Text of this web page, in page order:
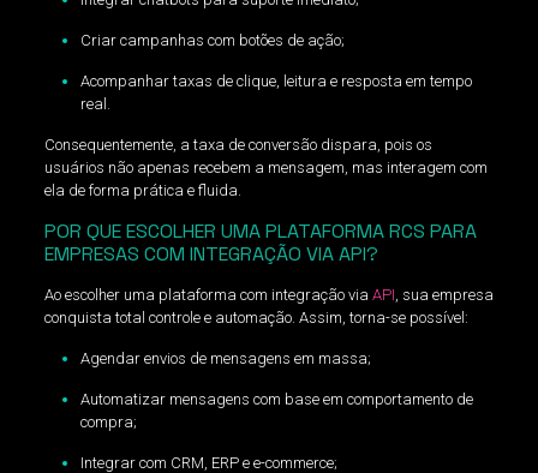
Criar campanhas com botões de ação;
Acompanhar taxas de clique, leitura e resposta em tempo
real.
Consequentemente, a taxa de conversão dispara, pois os
usuários não apenas recebem a mensagem, mas interagem com
ela de forma prática e fluida.
POR QUE ESCOLHER UMA PLATAFORMA RCS PARA
EMPRESAS COM INTEGRAÇÃO VIA API?
Ao escolher uma plataforma com integração via API , sua empresa
conquista total controle e automação. Assim, torna-se possível:
Agendar envios de mensagens em massa;
Automatizar mensagens com base em comportamento de
compra;
Integrar com CRM, ERP e e-commerce;